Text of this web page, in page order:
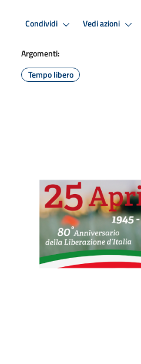
Condividi Vedi azioni
Argomenti:
Tempo libero